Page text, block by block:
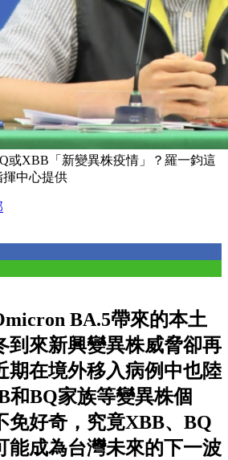
或XBB「新變異株疫情」？羅一鈞這
中心提供
BA.5帶來的本土
到來新興變異株威脅卻再
期在境外移入病例中也陸
和BQ家族等變異株個
免好奇，究竟XBB、BQ
能成為台灣未來的下一波